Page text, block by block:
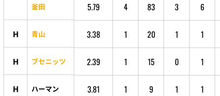
釜田 5.79 4 83 3 6
H 青山 3.38 1 20 1 1
H ブセニッツ 2.39 1 15 0 1
H ハーマン 3.81 1 9 1 1